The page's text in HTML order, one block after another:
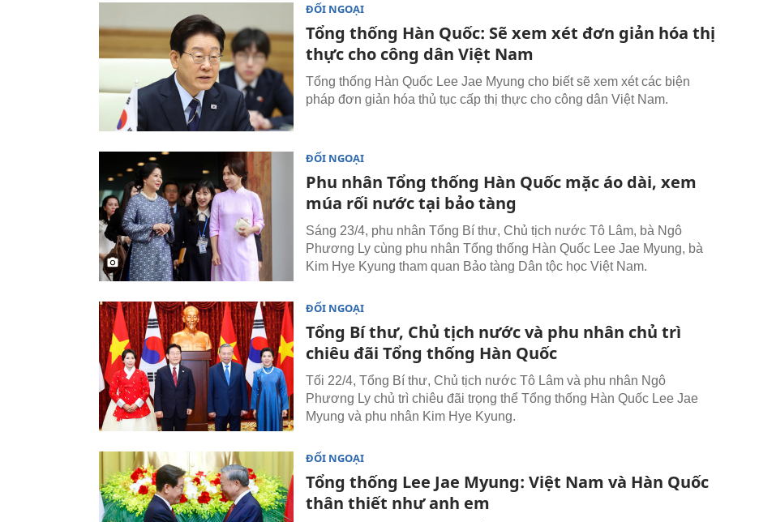
ĐỐI NGOẠI
Tổng thống Hàn Quốc: Sẽ xem xét đơn giản hóa thị
thực cho công dân Việt Nam
Tổng thống Hàn Quốc Lee Jae Myung cho biết sẽ xem xét các biện
pháp đơn giản hóa thủ tục cấp thị thực cho công dân Việt Nam.
ĐỐI NGOẠI
Phu nhân Tổng thống Hàn Quốc mặc áo dài, xem
múa rối nước tại bảo tàng
Sáng 23/4, phu nhân Tổng Bí thư, Chủ tịch nước Tô Lâm, bà Ngô
Phương Ly cùng phu nhân Tổng thống Hàn Quốc Lee Jae Myung, bà
Kim Hye Kyung tham quan Bảo tàng Dân tộc học Việt Nam.
ĐỐI NGOẠI
Tổng Bí thư, Chủ tịch nước và phu nhân chủ trì
chiêu đãi Tổng thống Hàn Quốc
Tối 22/4, Tổng Bí thư, Chủ tịch nước Tô Lâm và phu nhân Ngô
Phương Ly chủ trì chiêu đãi trọng thể Tổng thống Hàn Quốc Lee Jae
Myung và phu nhân Kim Hye Kyung.
ĐỐI NGOẠI
Tổng thống Lee Jae Myung: Việt Nam và Hàn Quốc
thân thiết như anh em